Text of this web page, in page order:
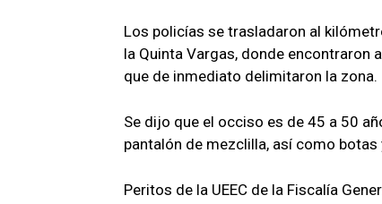
Los policías se trasladaron al
la Quinta Vargas, donde encontraron
que de inmediato delimitaron la zona.
Se dijo que el occiso es de 45 a 50
pantalón de mezclilla, así como
Peritos de la UEEC de la Fiscalía